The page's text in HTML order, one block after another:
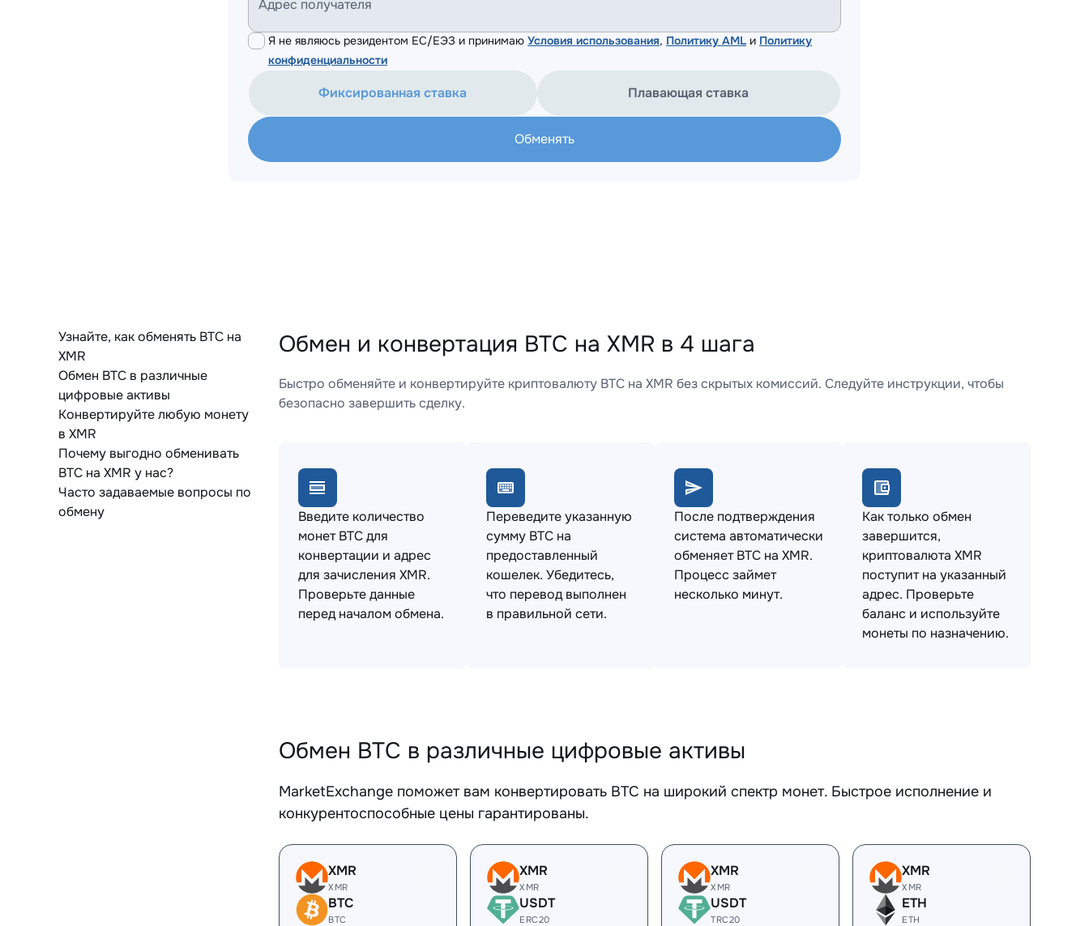
Адрес получателя
Я не являюсь резидентом ЕС/ЕЭЗ и принимаю Условия использования, Политику AML и Политику
конфиденциальности
Фиксированная ставка Плавающая ставка
Обменять
Узнайте, как обменять BTC на
XMR
Обмен BTC в различные
цифровые активы
Конвертируйте любую монету
в XMR
Почему выгодно обменивать
BTC на XMR у нас?
Часто задаваемые вопросы по
обмену
Обмен и конвертация BTC на XMR в 4 шага
Быстро обменяйте и конвертируйте криптовалюту BTC на XMR без скрытых комиссий. Следуйте инструкции, чтобы
безопасно завершить сделку.
Введите количество
монет BTC для
конвертации и адрес
для зачисления XMR.
Проверьте данные
перед началом обмена.
Переведите указанную
сумму BTC на
предоставленный
кошелек. Убедитесь,
что перевод выполнен
в правильной сети.
После подтверждения
система автоматически
обменяет BTC на XMR.
Процесс займет
несколько минут.
Как только обмен
завершится,
криптовалюта XMR
поступит на указанный
адрес. Проверьте
баланс и используйте
монеты по назначению.
Обмен BTC в различные цифровые активы
MarketExchange поможет вам конвертировать BTC на широкий спектр монет. Быстрое исполнение и
конкурентоспособные цены гарантированы.
XMR
XMR
BTC
BTC
XMR
XMR
USDT
ERC20
XMR
XMR
USDT
TRC20
XMR
XMR
ETH
ETH